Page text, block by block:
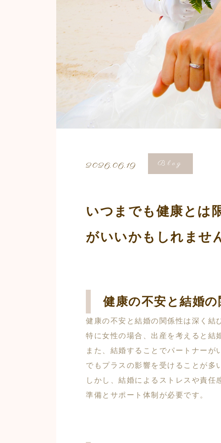
2026.06.19 Blog
いつまでも健康とは
がいいかもしれませ
健康の不安と結婚の
健康の不安と結婚の関係性は深く結
特に女性の場合、出産を考えると結
また、結婚することでパートナー
でもプラスの影響を受けることが多
しかし、結婚によるストレスや責
準備とサポート体制が必要です。